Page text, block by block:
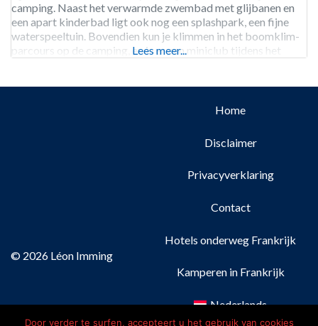
camping. Naast het verwarmde zwembad met glijbanen en
een apart kinderbad ligt ook nog een splashpark, een fijne
waterspeeltuin. Bovendien kun je klimmen in het boomklim-
parcours op de camping, en is er een miniclub tijdens het
Lees meer...
© 2026 Léon Imming
Home
Disclaimer
Privacyverklaring
Contact
Hotels onderweg Frankrijk
Kamperen in Frankrijk
Nederlands
Door verder te surfen, accepteert u het gebruik van cookies